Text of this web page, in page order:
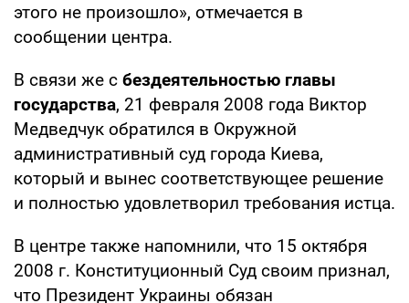
этого не произошло», отмечается в
сообщении центра.
В связи же с бездеятельностью главы
государства, 21 февраля 2008 года Виктор
Медведчук обратился в Окружной
административный суд города Киева,
который и вынес соответствующее решение
и полностью удовлетворил требования истца.
В центре также напомнили, что 15 октября
2008 г. Конституционный Суд своим признал,
что Президент Украины обязан